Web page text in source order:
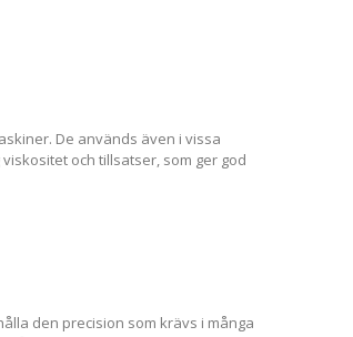
De används även i vissa
och tillsatser, som ger god
den precision som krävs i många